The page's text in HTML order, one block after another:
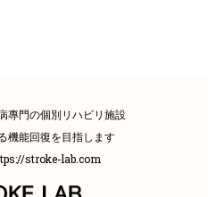
專門の個別リハビリ施設
機能回復を目指します
stroke-lab.com